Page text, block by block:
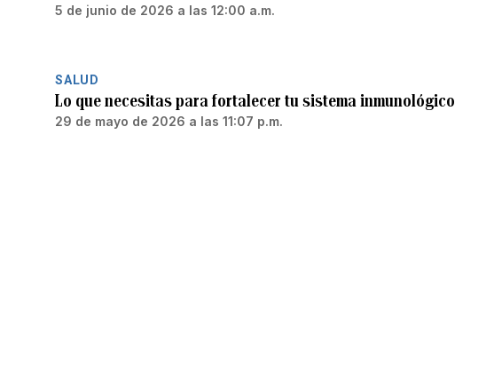
5 de junio de 2026 a las 12:00 a.m.
SALUD
Lo que necesitas para fortalecer tu sistema inmunológico
29 de mayo de 2026 a las 11:07 p.m.